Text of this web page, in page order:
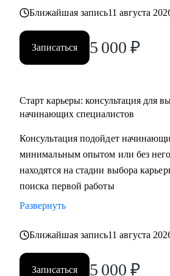
Ближайшая запись11 августа
Записаться 5 000 ₽
Старт карьеры: консультация для
начинающих специалистов
Консультация подойдет
минимальным опытом или без
находятся на стадии выбора
поиска первой работы
Развернуть
Ближайшая запись11 августа
Записаться 5 000 ₽